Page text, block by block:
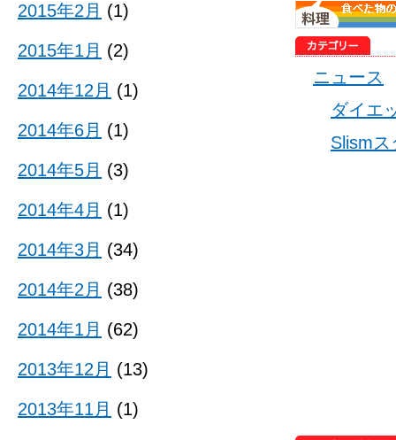
ニュース
ダイエ
Slism
2015年2月 (1)
2015年1月 (2)
2014年12月 (1)
2014年6月 (1)
2014年5月 (3)
2014年4月 (1)
2014年3月 (34)
2014年2月 (38)
2014年1月 (62)
2013年12月 (13)
2013年11月 (1)